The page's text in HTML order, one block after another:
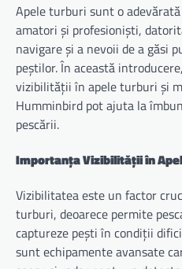
Apele turburi sunt o
amatori și profesioniști,
navigare și a nevoii de a găsi
peștilor. În această
vizibilității în apele turburi și
Humminbird pot ajuta la
pescării.
Importanța Vizibilității în
Vizibilitatea este un factor
turburi, deoarece permite
captureze pești în condiții
sunt echipamente avansate